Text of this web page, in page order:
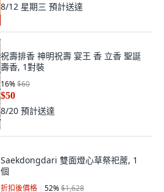
8/12 星期三 預計送達
祝壽排香 神明祝壽 宴王 香 立香 聖誕
壽香, 1對裝
16%$60
$50
8/20 預計送達
Saekdongdari 雙面燈心草祭祀蓆, 1
個
折扣後價格 52%$1,628